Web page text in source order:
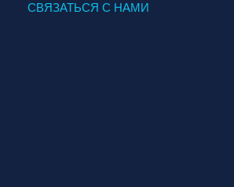
СВЯЗАТЬСЯ С НАМИ